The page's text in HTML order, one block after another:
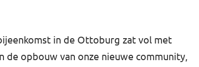
in de Ottoburg zat vol met
de opbouw van onze nieuwe community,